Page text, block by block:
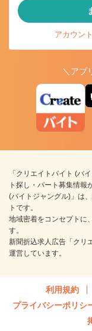
アカウン
＼アプ
「クリエイトバイト (バ
ト探し・パート募集情報
(バイトジャングル)」は
トです。
地域密着をコンセプトに
す。
新聞折込求人広告「クリ
運営しています。
利用規約
プライバシーポリシ